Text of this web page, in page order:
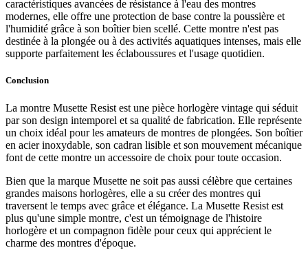
caractéristiques avancées de résistance à l'eau des montres
modernes, elle offre une protection de base contre la poussière et
l'humidité grâce à son boîtier bien scellé. Cette montre n'est pas
destinée à la plongée ou à des activités aquatiques intenses, mais elle
supporte parfaitement les éclaboussures et l'usage quotidien.
Conclusion
La montre Musette Resist est une pièce horlogère vintage qui séduit
par son design intemporel et sa qualité de fabrication. Elle représente
un choix idéal pour les amateurs de montres de plongées. Son boîtier
en acier inoxydable, son cadran lisible et son mouvement mécanique
font de cette montre un accessoire de choix pour toute occasion.
Bien que la marque Musette ne soit pas aussi célèbre que certaines
grandes maisons horlogères, elle a su créer des montres qui
traversent le temps avec grâce et élégance. La Musette Resist est
plus qu'une simple montre, c'est un témoignage de l'histoire
horlogère et un compagnon fidèle pour ceux qui apprécient le
charme des montres d'époque.